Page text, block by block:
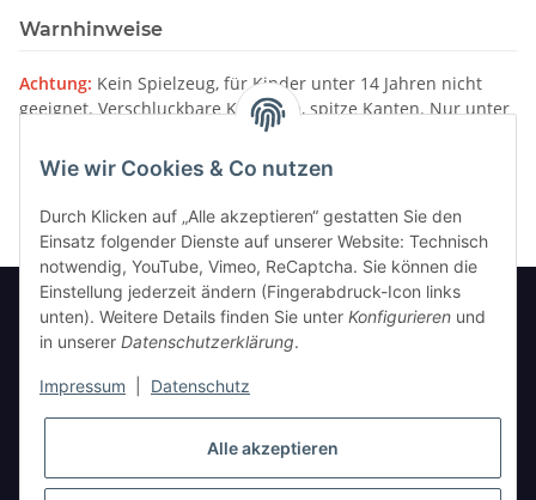
Warnhinweise
Achtung: Kein Spielzeug, für Kinder unter 14 Jahren nicht
geeignet. Verschluckbare Kleinteile, spitze Kanten. Nur unter
Aufsicht von Erwachsenen verwenden.
Bitte beachten Sie unsereWarnhinweise
Informationen
Gesetzliche Informationen
Wie wir Cookies & Co nutzen
Durch Klicken auf „Alle akzeptieren“ gestatten Sie den
Einsatz folgender Dienste auf unserer Website: Technisch
notwendig, YouTube, Vimeo, ReCaptcha. Sie können die
Einstellung jederzeit ändern (Fingerabdruck-Icon links
unten). Weitere Details finden Sie unter Konfigurieren und
in unserer Datenschutzerklärung.
Impressum Datenschutz
Alle akzeptieren